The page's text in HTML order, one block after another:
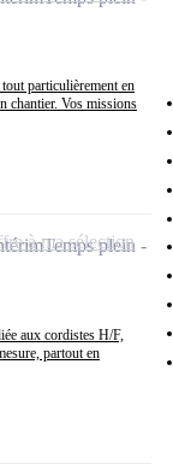
particulièrement en
chantier. Vos missions
aux cordistes H/F,
partout en
Temps plein
à ma sélection